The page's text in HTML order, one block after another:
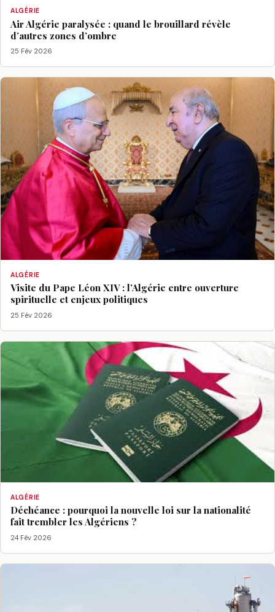
ALGÉRIE
Air Algérie paralysée : quand le brouillard révèle
d’autres zones d’ombre
25 Fév 2026
ALGÉRIE
Visite du Pape Léon XIV : l’Algérie entre ouverture
spirituelle et enjeux politiques
25 Fév 2026
ALGÉRIE
Déchéance : pourquoi la nouvelle loi sur la nationalité
fait trembler les Algériens ?
24 Fév 2026